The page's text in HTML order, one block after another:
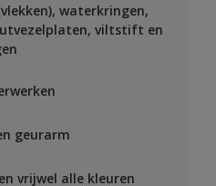
waterkringen,
viltstift en
geurarm
vrijwel alle kleuren